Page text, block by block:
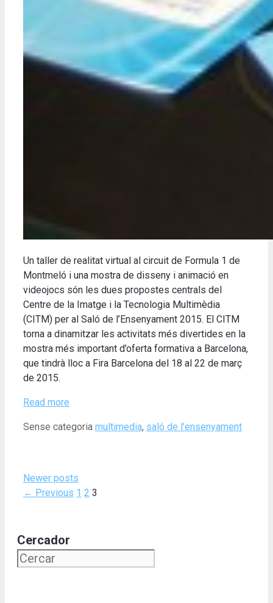
Un taller de realitat virtual al circuit de Formula 1 de
Montmeló i una mostra de disseny i animació en
videojocs són les dues propostes centrals del
Centre de la Imatge i la Tecnologia Multimèdia
(CITM) per al Saló de l’Ensenyament 2015. El CITM
torna a dinamitzar les activitats més divertides en la
mostra més important d’oferta formativa a Barcelona,
que tindrà lloc a Fira Barcelona del 18 al 22 de març
de 2015.
Read more
Categories
Sense categoria Tags
multimedia, saló de l'ensenyament
Newer posts
← Previous Page
1 Page
2 Page
3
Cercador